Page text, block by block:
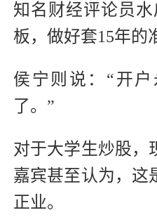
知名财经评论员
板，做好套15年的
侯宁则说：“开
了。”
对于大学生炒股，
嘉宾甚至认为，这
正业。